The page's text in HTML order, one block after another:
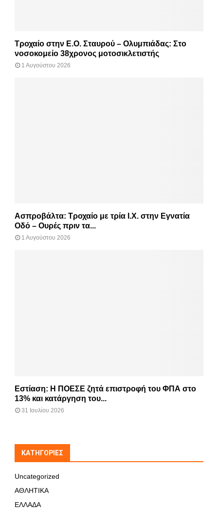
Τροχαίο στην Ε.Ο. Σταυρού – Ολυμπιάδας: Στο
νοσοκομείο 38χρονος μοτοσικλετιστής
1 Αυγούστου 2026
Ασπροβάλτα: Τροχαίο με τρία Ι.Χ. στην Εγνατία
Οδό – Ουρές πριν τα...
1 Αυγούστου 2026
Εστίαση: Η ΠΟΕΣΕ ζητά επιστροφή του ΦΠΑ στο
13% και κατάργηση του...
31 Ιουλίου 2026
KΑΤΗΓΟΡΊΕΣ
Uncategorized
ΑΘΛΗΤΙΚΑ
ΕΛΛΑΔΑ